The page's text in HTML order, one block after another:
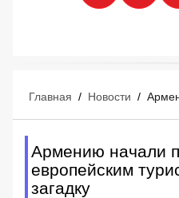
Главная / Новости /
Армению начали
европейским
загадку